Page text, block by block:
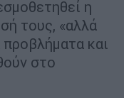
η
τους, «αλλά
και
στο